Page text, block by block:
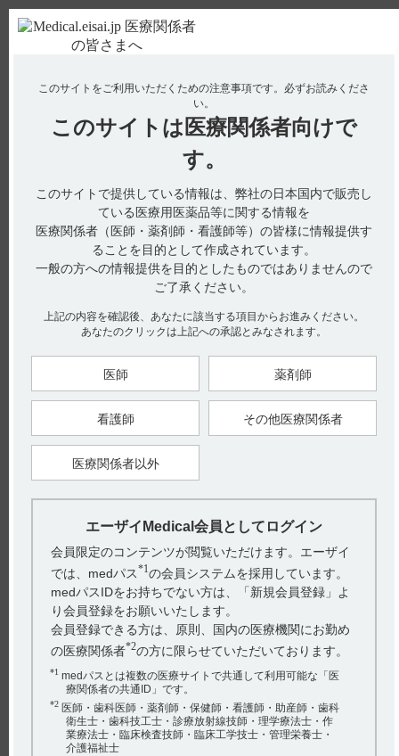
使用期限検索 Drug Information
全ての項目を対象
『 エピレオプチマル 』 内のQ&A
はありますか？
エピレオプチマル散50％は、いろいろな型のてんかん小発作を臨
床的に改善するばかりでなく、これ らに特有の異常脳波をも改
善します。 欠神発作（アブサンス...
さい。
電子添文には、作用機序に関する以下の記載があります。（引用
1） エトスクシミドは視床神経細胞でヒトT型Ca2＋チャネルを治
療上適切な濃度で遮...
【エピレオプチマル】 授乳婦への投与に関する注意
電子添文及びインタビューフォームには、授乳婦への投与に関す
る以下の記載があります。 授乳しないことが望ましい。ヒト母
乳中に移行することが報告...
このサイトをご利用いただくための注意事項です。 必ずお読みくださ
い。
このサイトは 医療関係者向けで
す。
このサイトで提供している情報は、弊社の日本国内で販売し
ている医療用医薬品等に関する情報を
医療関係者（医師・薬剤師・看護師等）の皆様に情報提供す
ることを目的として作成されています。
一般の方への情報提供を目的としたものではありませんので
ご了承ください。
上記の内容を確認後、あなたに該当する項目からお進みください。
あなたのクリックは上記への承認とみなされます。
医師 薬剤師
看護師 その他医療関係者
医療関係者以外
エーザイMedical会員としてログイン
会員限定のコンテンツが閲覧いただけます。エーザイ
では、medパス*1の会員システムを採用しています。
medパスIDをお持ちでない方は、「新規会員登録」よ
り会員登録をお願いいたします。
会員登録できる方は、原則、国内の医療機関にお勤め
の医療関係者*2の方に限らせていただいております。
*1 medパスとは複数の医療サイトで共通して利用可能な「医
療関係者の共通ID」です。
*2 医師・歯科医師・薬剤師・保健師・看護師・助産師・歯科
衛生士・歯科技工士・診療放射線技師・理学療法士・作
業療法士・臨床検査技師・臨床工学技士・管理栄養士・
介護福祉士